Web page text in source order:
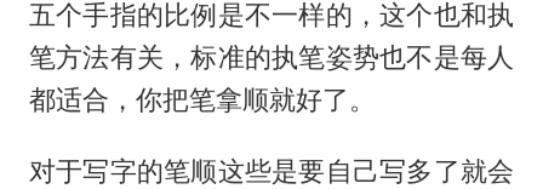
五个手指的比例是不一样的，这个也和执
笔方法有关，标准的执笔姿势也不是每人
都适合，你把笔拿顺就好了。
对于写字的笔顺这些是要自己写多了就会